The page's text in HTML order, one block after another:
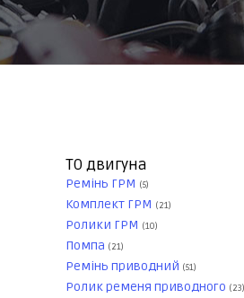
ТО двигуна
Ремінь ГРМ (5)
Комплект ГРМ (21)
Ролики ГРМ (10)
Помпа (21)
Ремінь приводний (51)
Ролик ременя приводного (23)